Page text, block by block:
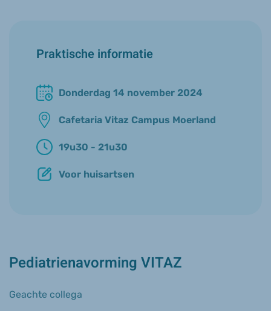
Praktische informatie
Donderdag 14 november 2024
Cafetaria Vitaz Campus Moerland
19u30 - 21u30
Voor huisartsen
Geachte collega
Pediatrienavorming VITAZ